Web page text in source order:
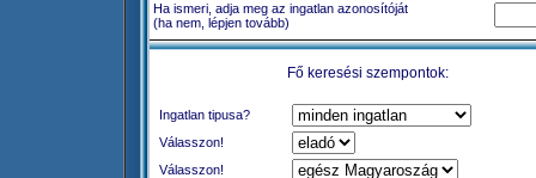
Ha ismeri, adja meg az ingatlan azonosítóját
(ha nem, lépjen tovább)
Fő keresési szempontok:
Ingatlan tipusa?
Válasszon!
Válasszon!